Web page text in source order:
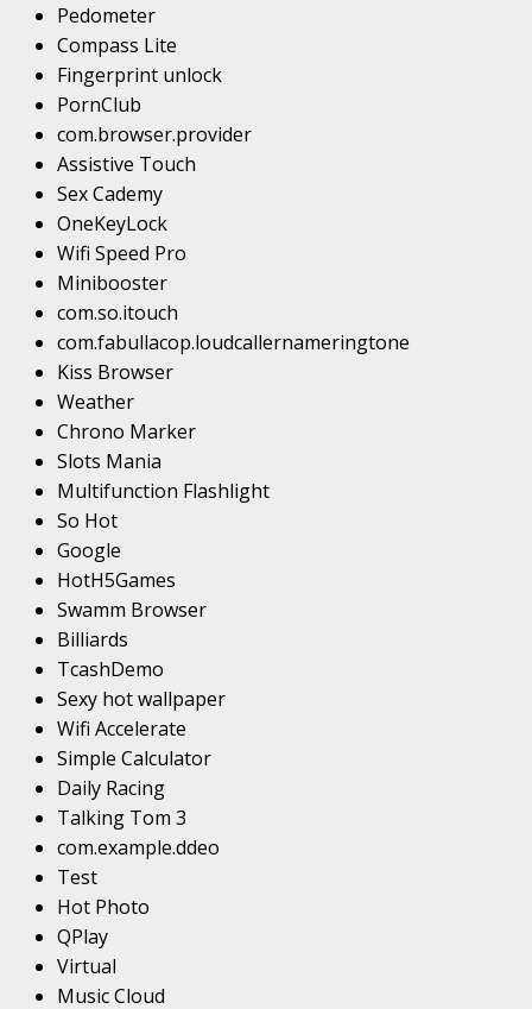
Pedometer
Compass Lite
Fingerprint unlock
PornClub
com.browser.provider
Assistive Touch
Sex Cademy
OneKeyLock
Wifi Speed Pro
Minibooster
com.so.itouch
com.fabullacop.loudcallernameringtone
Kiss Browser
Weather
Chrono Marker
Slots Mania
Multifunction Flashlight
So Hot
Google
HotH5Games
Swamm Browser
Billiards
TcashDemo
Sexy hot wallpaper
Wifi Accelerate
Simple Calculator
Daily Racing
Talking Tom 3
com.example.ddeo
Test
Hot Photo
QPlay
Virtual
Music Cloud